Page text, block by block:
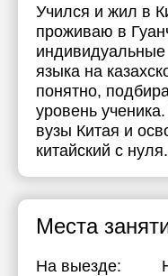
Учился и жил в
проживаю в
индивидуальные
языка на
понятно,
уровень
вузы Китая и
китайский с нуля.
Места
На выезде:
20:00
20:30
21:00
18:30